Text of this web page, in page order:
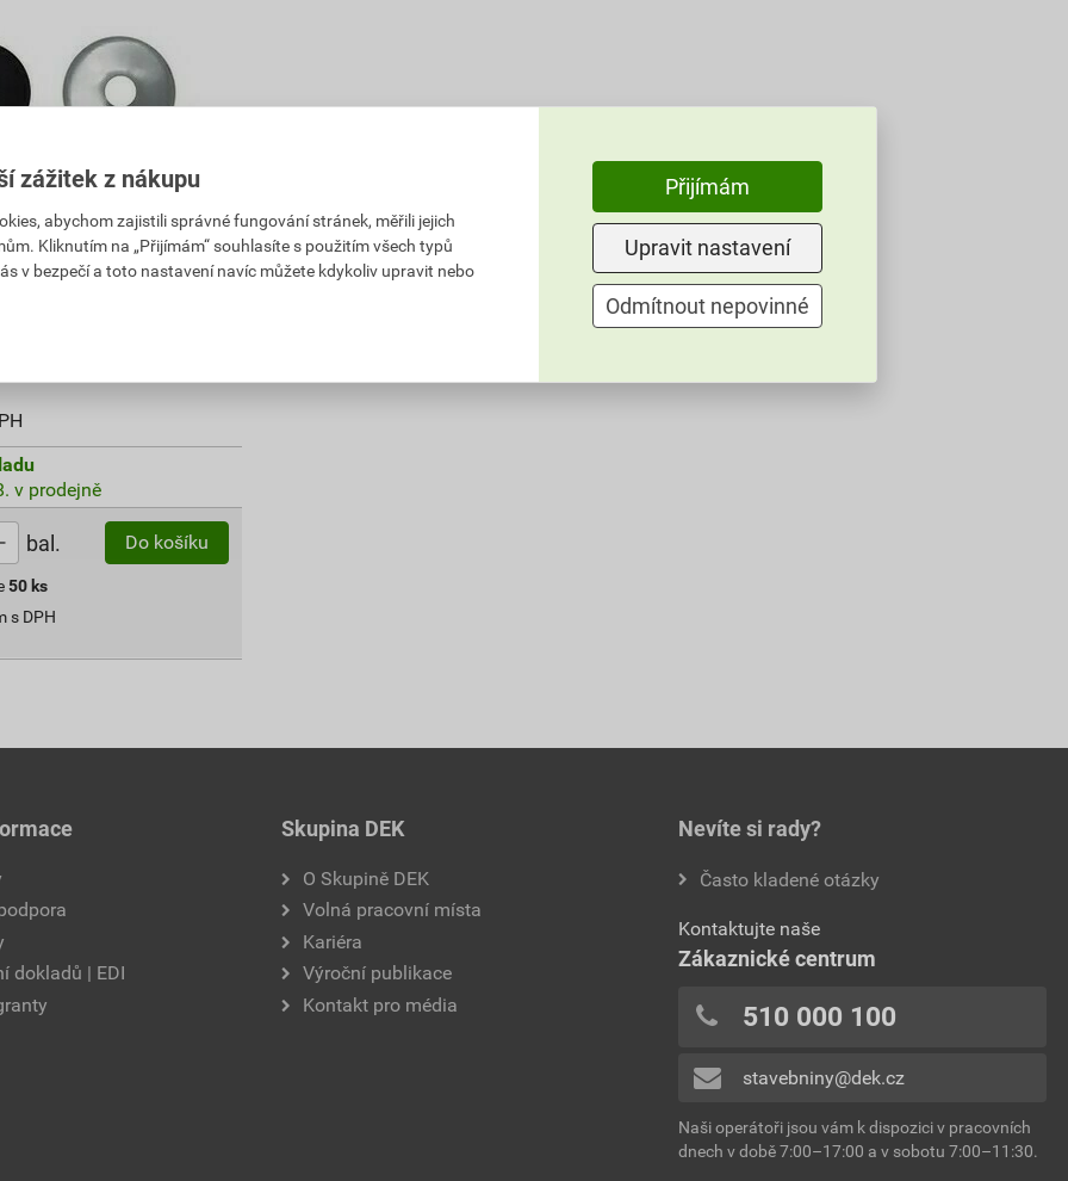
v prodejně
bal. Do košíku
50 ks
s DPH
dokladů | EDI
Skupina DEK
O Skupině DEK
Volná pracovní místa
Kariéra
Výroční publikace
Kontakt pro média
Nevíte si rady?
Často kladené otázky
Kontaktujte naše
Zákaznické centrum
510 000 100
stavebniny@dek.cz
Naši operátoři jsou vám k dispozici v pracovních
dnech v době 7:00–17:00 a v sobotu 7:00–11:30.
zážitek z nákupu
abychom zajistili správné fungování stránek, měřili jejich
Kliknutím na „Přijímám“ souhlasíte s použitím všech typů
v bezpečí a toto nastavení navíc můžete kdykoliv upravit nebo
Přijímám
Upravit nastavení
Odmítnout nepovinné